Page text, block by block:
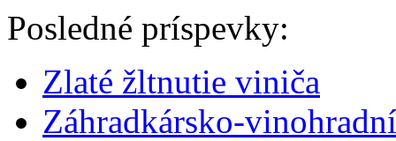
Posledné príspevky:
Zlaté žltnutie viniča
Záhradkársko-